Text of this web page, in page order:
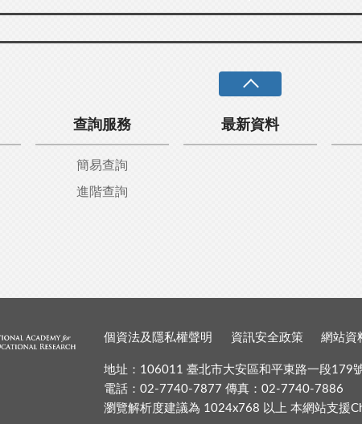
查詢服務
簡易查詢
進階查詢
最新資料
個資法及隱私權聲明 資訊安全政策 網站資
地址：106011 臺北市大安區和平東路一段179
電話：02-7740-7877 傳真：02-7740-7886
瀏覽解析度建議為 1024x768 以上 本網站支援